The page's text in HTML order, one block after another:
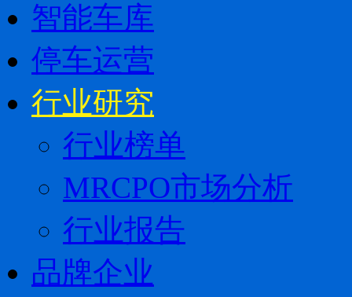
智能车库
停车运营
行业研究
行业榜单
MRCPO市场分析
行业报告
品牌企业